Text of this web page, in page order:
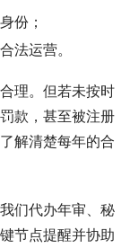
份；
法运营。
理。但若未按时
款，甚至被注册
解清楚每年的合
们代办年审、秘
节点提醒并协助